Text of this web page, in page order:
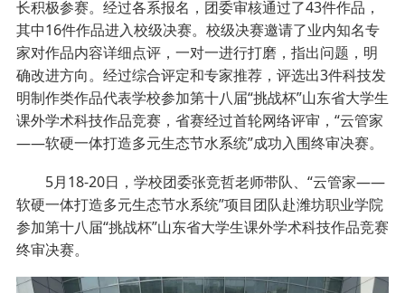
长积极参赛。经过各系报名，团委审核通过了43件作品，
其中16件作品进入校级决赛。校级决赛邀请了业内知名专
家对作品内容详细点评，一对一进行打磨，指出问题，明
确改进方向。经过综合评定和专家推荐，评选出3件科技发
明制作类作品代表学校参加第十八届“挑战杯”山东省大学生
课外学术科技作品竞赛，省赛经过首轮网络评审，“云管家
——软硬一体打造多元生态节水系统”成功入围终审决赛。
5月18-20日，学校团委张竞哲老师带队、“云管家——
软硬一体打造多元生态节水系统”项目团队赴潍坊职业学院
参加第十八届“挑战杯”山东省大学生课外学术科技作品竞赛
终审决赛。